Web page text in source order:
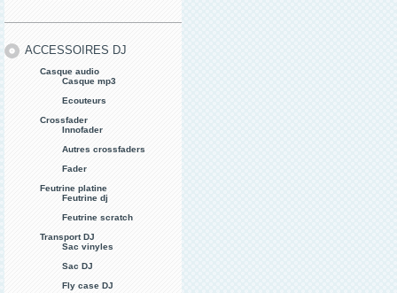
ACCESSOIRES DJ
Casque audio
Casque mp3
Ecouteurs
Crossfader
Innofader
Autres crossfaders
Fader
Feutrine platine
Feutrine dj
Feutrine scratch
Transport DJ
Sac vinyles
Sac DJ
Fly case DJ